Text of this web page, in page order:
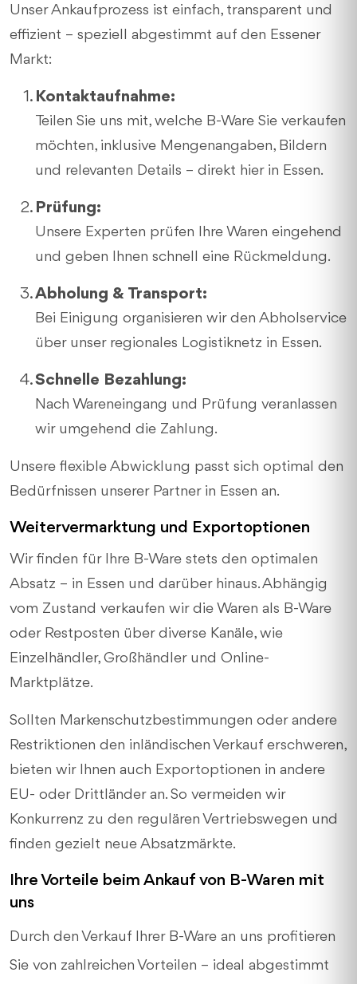
Unser Ankaufprozess ist einfach, transparent und
effizient – speziell abgestimmt auf den Essener
Markt:
Kontaktaufnahme:
Teilen Sie uns mit, welche B-Ware Sie verkaufen
möchten, inklusive Mengenangaben, Bildern
und relevanten Details – direkt hier in Essen.
Prüfung:
Unsere Experten prüfen Ihre Waren eingehend
und geben Ihnen schnell eine Rückmeldung.
Abholung & Transport:
Bei Einigung organisieren wir den Abholservice
über unser regionales Logistiknetz in Essen.
Schnelle Bezahlung:
Nach Wareneingang und Prüfung veranlassen
wir umgehend die Zahlung.
Unsere flexible Abwicklung passt sich optimal den
Bedürfnissen unserer Partner in Essen an.
Weitervermarktung und Exportoptionen
Wir finden für Ihre B-Ware stets den optimalen
Absatz – in Essen und darüber hinaus. Abhängig
vom Zustand verkaufen wir die Waren als B-Ware
oder Restposten über diverse Kanäle, wie
Einzelhändler, Großhändler und Online-
Marktplätze.
Sollten Markenschutzbestimmungen oder andere
Restriktionen den inländischen Verkauf erschweren,
bieten wir Ihnen auch Exportoptionen in andere
EU- oder Drittländer an. So vermeiden wir
Konkurrenz zu den regulären Vertriebswegen und
finden gezielt neue Absatzmärkte.
Ihre Vorteile beim Ankauf von B-Waren mit
uns
Durch den Verkauf Ihrer B-Ware an uns profitieren
Sie von zahlreichen Vorteilen – ideal abgestimmt